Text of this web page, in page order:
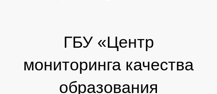
ГБУ «Центр
мониторинга качества
образования